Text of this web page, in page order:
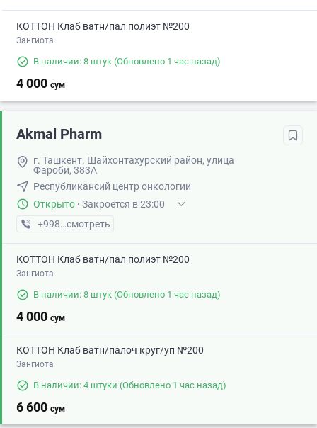
КОТТОН Клаб ватн/пал полиэт №200
Зангиота
В наличии: 8 штук (Обновлено 1 час назад)
4 000 сум
Akmal Pharm
г. Ташкент. Шайхонтахурский район, улица
Фароби, 383А
Республикансий центр онкологии
Открыто · Закроется в 23:00
+998 (99) XXX-XX-XX
смотреть
КОТТОН Клаб ватн/пал полиэт №200
Зангиота
В наличии: 8 штук (Обновлено 1 час назад)
4 000 сум
КОТТОН Клаб ватн/палоч круг/уп №200
Зангиота
В наличии: 4 штуки (Обновлено 1 час назад)
6 600 сум